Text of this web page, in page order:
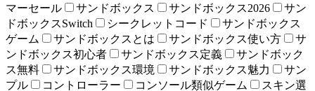
マーセール
サンドボックス サンドボックス2026
サン
ドボックスSwitch
シークレットコード
サンドボックス
ゲーム
サンドボックスとは サンドボックス使い方
サ
ンドボックス初心者
サンドボックス定義
サンドボック
ス無料
サンドボックス環境 サンドボックス魅力
サン
プル
コントローラー コンソール類似ゲーム
スキン選